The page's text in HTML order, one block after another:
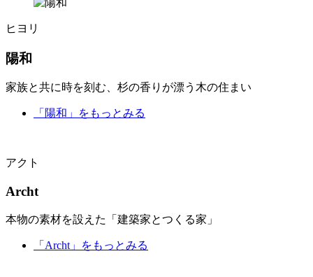
ヒヨリ
陽和
家族と共に時を刻む、杉の香りが漂う木の住まい
「陽和」 をもっとみる
アクト
Archt
本物の素材を設えた「建築家とつくる家」
「Archt」 をもっとみる